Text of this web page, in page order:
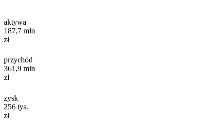
aktywa
187,7 mln
zł
przychód
361,9 mln
zł
zysk
256 tys.
zł